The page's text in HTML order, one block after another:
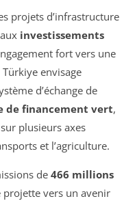
projets d’infrastructure
investissements
fort vers une
Türkiye envisage
d’échange de
de financement vert,
plusieurs axes
et l’agriculture.
de 466 millions
projette vers un avenir